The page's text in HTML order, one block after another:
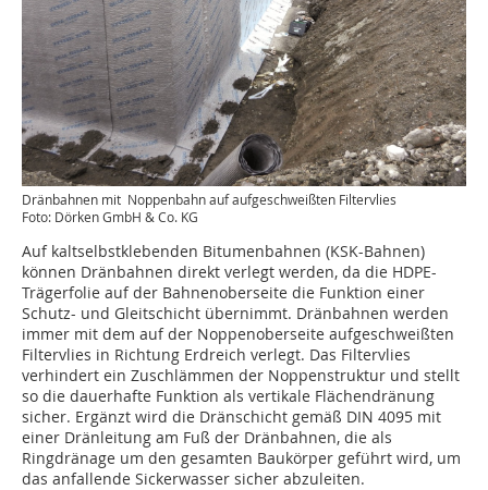
Dränbahnen mit Noppenbahn auf aufgeschweißten Filtervlies
Foto: Dörken GmbH & Co. KG
Auf kaltselbstklebenden Bitumenbahnen (KSK-Bahnen)
können Dränbahnen direkt verlegt werden, da die HDPE-
Trägerfolie auf der Bahnenoberseite die Funktion einer
Schutz- und Gleitschicht übernimmt. Dränbahnen werden
immer mit dem auf der Noppenoberseite aufgeschweißten
Filtervlies in Richtung Erdreich verlegt. Das Filtervlies
verhindert ein Zuschlämmen der Noppenstruktur und stellt
so die dauerhafte Funktion als vertikale Flächendränung
sicher. Ergänzt wird die Dränschicht gemäß DIN 4095 mit
einer Dränleitung am Fuß der Dränbahnen, die als
Ringdränage um den gesamten Baukörper geführt wird, um
das anfallende Sickerwasser sicher abzuleiten.